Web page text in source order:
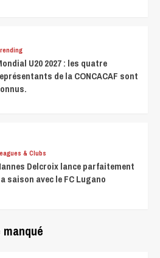
U20 2027 : les quatre
de la CONCACAF sont
& Clubs
Delcroix lance parfaitement
saison avec le FC Lugano